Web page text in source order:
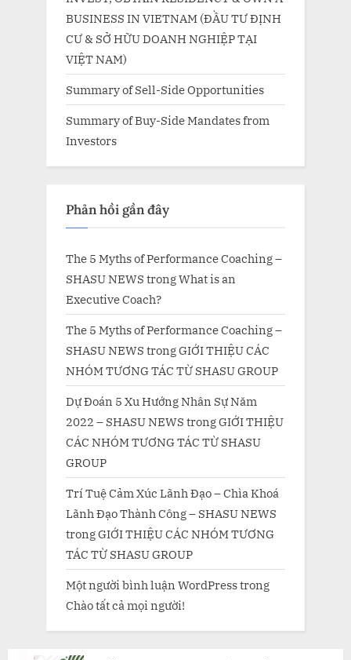
BUSINESS IN VIETNAM (ĐẦU TƯ ĐỊNH
CƯ & SỞ HỮU DOANH NGHIỆP TẠI
VIỆT NAM)
Summary of Sell-Side Opportunities
Summary of Buy-Side Mandates from
Investors
Phản hồi gần đây
The 5 Myths of Performance Coaching –
SHASU NEWS trongWhat is an
Executive Coach?
The 5 Myths of Performance Coaching –
SHASU NEWS trongGIỚI THIỆU CÁC
NHÓM TƯƠNG TÁC TỪ SHASU GROUP
Dự Đoán 5 Xu Hướng Nhân Sự Năm
2022 – SHASU NEWS trongGIỚI THIỆU
CÁC NHÓM TƯƠNG TÁC TỪ SHASU
GROUP
Trí Tuệ Cảm Xúc Lãnh Đạo – Chìa Khoá
Lãnh Đạo Thành Công – SHASU NEWS
trongGIỚI THIỆU CÁC NHÓM TƯƠNG
TÁC TỪ SHASU GROUP
Một người bình luận WordPresstrong
Chào tất cả mọi người!